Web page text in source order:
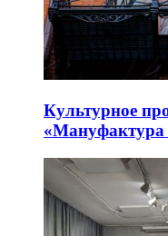
Культурное
«Мануфактура